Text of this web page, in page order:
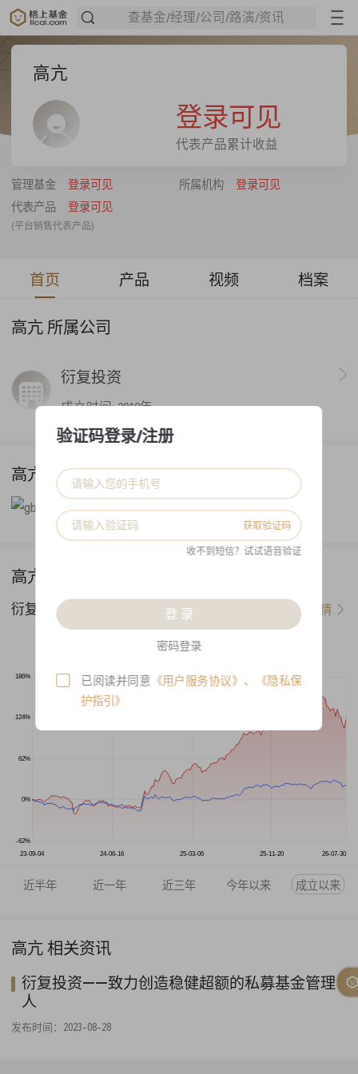
查基金/经理/公司/路演/资讯
高亢
登录可见
代表产品累计收益
管理基金 登录可见 所属机构
登录可见
代表产品
登录可见
(平台销售代表产品)
首页 产品 视频 档案
高亢 所属公司
衍复投资
成立时间: 2019年
高亢 经理简介
高亢 代表产品
衍复金赢小市值指增一号 查看详情
本产品：--
-62%
0%
62%
124%
186%
23-09-04 24-06-16 25-03-06 25-11-20 26-07-30
近半年 近一年 近三年 今年以来 成立以来
高亢 相关资讯
衍复投资——致力创造稳健超额的私募基金管理
人
发布时间：2023-08-28
验证码登录/注册
获取验证码
收不到短信？试试语音验证
登 录
密码登录
已阅读并同意 《用户服务协议》 、
《隐私保
护指引》